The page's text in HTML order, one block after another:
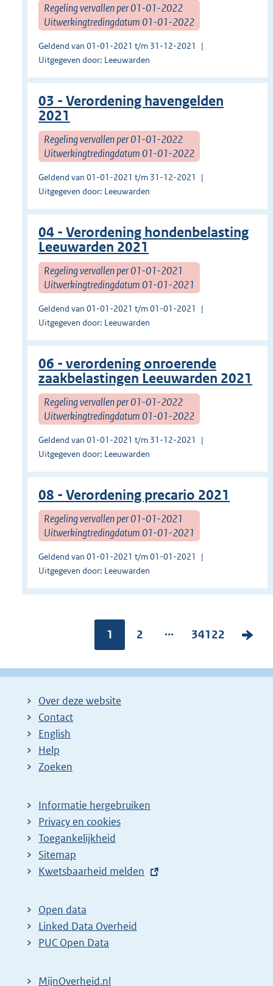
Regeling vervallen per 01-01-2022
Uitwerkingtredingdatum 01-01-2022
Geldend van 01-01-2021 t/m 31-12-2021
Uitgegeven door: Leeuwarden
03 - Verordening havengelden
2021
Regeling vervallen per 01-01-2022
Uitwerkingtredingdatum 01-01-2022
Geldend van 01-01-2021 t/m 31-12-2021
Uitgegeven door: Leeuwarden
04 - Verordening hondenbelasting
Leeuwarden 2021
Regeling vervallen per 01-01-2021
Uitwerkingtredingdatum 01-01-2021
Geldend van 01-01-2021 t/m 01-01-2021
Uitgegeven door: Leeuwarden
06 - verordening onroerende
zaakbelastingen Leeuwarden 2021
Regeling vervallen per 01-01-2022
Uitwerkingtredingdatum 01-01-2022
Geldend van 01-01-2021 t/m 31-12-2021
Uitgegeven door: Leeuwarden
08 - Verordening precario 2021
Regeling vervallen per 01-01-2021
Uitwerkingtredingdatum 01-01-2021
Geldend van 01-01-2021 t/m 01-01-2021
Uitgegeven door: Leeuwarden
Pagina:
1
P
g
2 ...
P
g
34122
V
l
Over deze website
Contact
English
Help
Zoeken
Informatie hergebruiken
Privacy en cookies
Toegankelijkheid
Sitemap
E
t
e
r
Kwetsbaarheid melden
Open data
Linked Data Overheid
PUC Open Data
MijnOverheid.nl